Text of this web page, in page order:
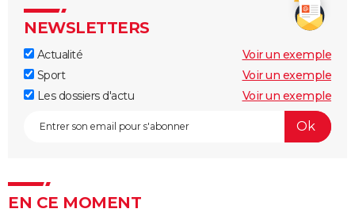
NEWSLETTERS
Actualité
Voir un exemple
Sport
Voir un exemple
Les dossiers d'actu
Voir un exemple
EN CE MOMENT